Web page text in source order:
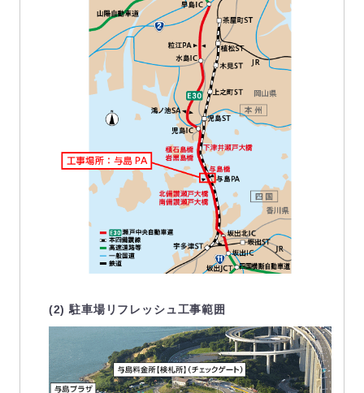
(2) 駐車場リフレッシュ工事範囲